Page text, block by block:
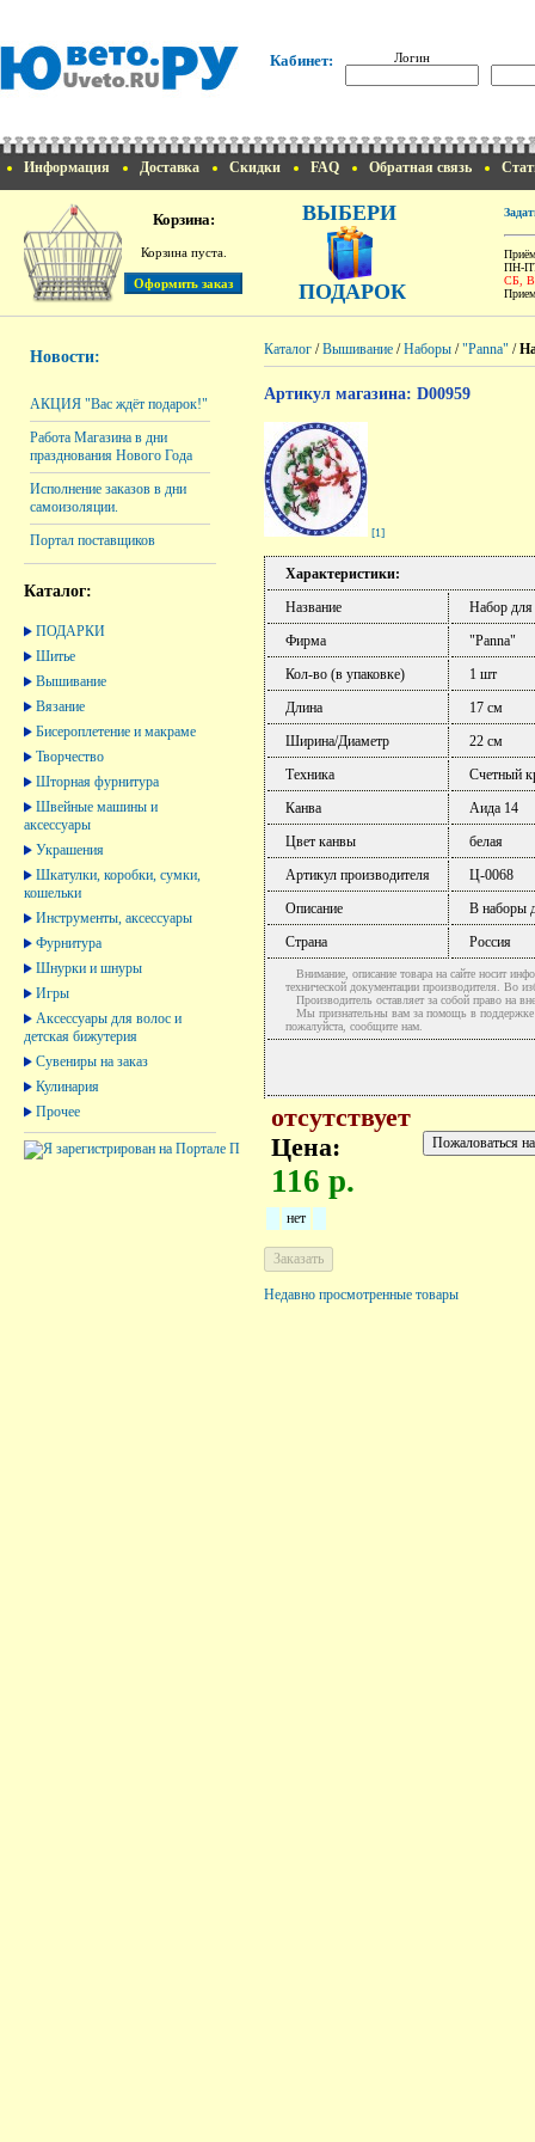
Кабинет: Логин
Информация Доставка Скидки FAQ Обратная связь
Корзина:
Корзина пуста.
ВЫБЕРИ
ПОДАРОК
ПН-
СБ,
Новости:
АКЦИЯ "Вас ждёт подарок!"
Работа Магазина в дни
празднования Нового Года
Исполнение заказов в дни
самоизоляции.
Портал поставщиков
Каталог:
ПОДАРКИ
Шитье
Вышивание
Вязание
Бисероплетение и макраме
Творчество
Шторная фурнитура
Швейные машины и
аксессуары
Украшения
Шкатулки, коробки, сумки,
кошельки
Инструменты, аксессуары
Фурнитура
Шнурки и шнуры
Игры
Аксессуары для волос и
детская бижутерия
Сувениры на заказ
Кулинария
Прочее
Каталог /Вышивание /Наборы /"Panna" /
Артикул магазина: D00959
[1]
Характеристики:
Название
Набор
Фирма
"Panna"
Кол-во (в упаковке)
1 шт
Длина
17 см
Ширина/Диаметр
22 см
Техника
Счетный
Канва
Аида 14
Цвет канвы
белая
Артикул производителя
Ц-0068
Описание
В наборы
Страна
Россия
Внимание, описание товара на сайте носит
технической документации производителя. Во
Производитель оставляет за собой право на
Мы признательны вам за помощь в поддержке
пожалуйста, сообщите нам.
отсутствует
Цена:
116 р.
нет
Недавно просмотренные товары